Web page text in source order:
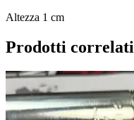
Altezza 1 cm
Prodotti correlati